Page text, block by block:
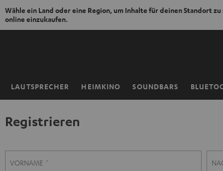
Wähle ein Land oder eine Region, um Inhalte für deinen Standort zu
online einzukaufen.
ZUM
LAUTSPRECHER HEIMKINO SOUNDBARS
Startseite
Registrieren
R
VORNAME